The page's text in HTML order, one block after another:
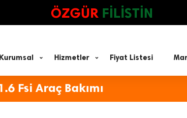
ÖZGÜR FİLİSTİN
Kurumsal Hizmetler Fiyat Listesi
Fsi Araç Bakımı